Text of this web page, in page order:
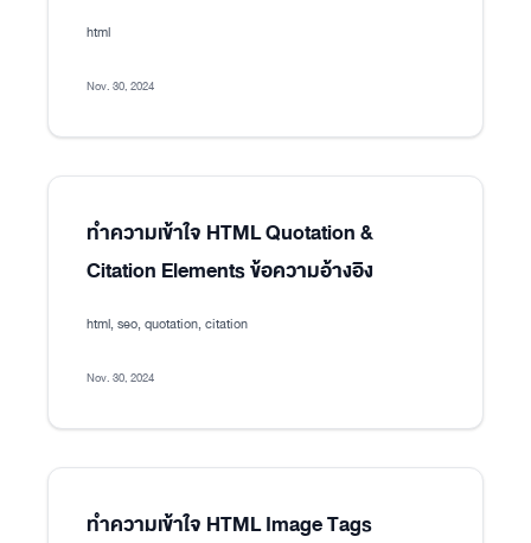
html
Nov. 30, 2024
ทำความเข้าใจ HTML Quotation &
Citation Elements ข้อความอ้างอิง
html, seo, quotation, citation
Nov. 30, 2024
ทำความเข้าใจ HTML Image Tags